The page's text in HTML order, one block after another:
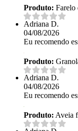
Produto: Farelo
Adriana D.
04/08/2026
Eu recomendo
Produto:
Adriana D.
04/08/2026
Eu recomendo
Produto: Aveia